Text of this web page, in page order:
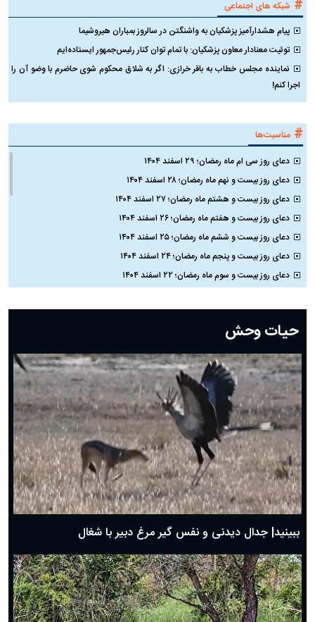
# شبکه های اجتماعی
پیام هشدارآمیز پزشکیان به واشنگتن در سالروز بمباران هیروشیما
توئیت معنادار معاون پزشکیان: با تمام توان کنار رئیس‌جمهور ایستاده‌ایم
نماینده مجلس خطاب به باقر خرازی: اگر به شلاق محکوم شوی حاضرم با وضو آن را
اجرا کنم!
# مناسبت‌ها
دعای روز سی ام ماه رمضان؛ ۲۹ اسفند ۱۴۰۴
دعای روز بیست و نهم ماه رمضان؛ ۲۸ اسفند ۱۴۰۴
دعای روز بیست و هشتم ماه رمضان؛ ۲۷ اسفند ۱۴۰۴
دعای روز بیست و هفتم ماه رمضان؛ ۲۶ اسفند ۱۴۰۴
دعای روز بیست و ششم ماه رمضان؛ ۲۵ اسفند ۱۴۰۴
دعای روز بیست و پنجم ماه رمضان؛ ۲۴ اسفند ۱۴۰۴
دعای روز بیست و سوم ماه رمضان؛ ۲۲ اسفند ۱۴۰۴
دعای روز بیستم ماه رمضان؛ ۱۹ اسفند ۱۴۰۴
دعای روز هشتم ماه مبارک رمضان؛ ۷ اسفند ماه ۱۴۰۴
دعای روز هفتم ماه رمضان؛ ۶ اسفند ۱۴۰۴
دعای روز ششم ماه رمضان؛ ۵ اسفند ۱۴۰۴
دعای روز پنجم ماه رمضان؛ ۴ اسفند ۱۴۰۴
دعای روز چهارم ماه مبارک رمضان؛ ۳ اسفند ۱۴۰۴
دعای روز سوم ماه مبارک رمضان؛ ۱۴ اسفند ۱۴۰۴
دعای روز دوم ماه مبارک رمضان ۱ اسفند ماه ۱۴۰۴
دعای روز اول ماه مبارک رمضان، ۳۰ بهمن ۱۴۰۴
حضرت زینب(س) چگونه از دنیا رفت؟
بهترین پیامک تبریک روز پدر ۱۴۰۴؛ جملات زیبا و صمیمانه
حیات وحش
ببینید| جدال دیدنی و نفس گیر مرغ دبیر با شغال